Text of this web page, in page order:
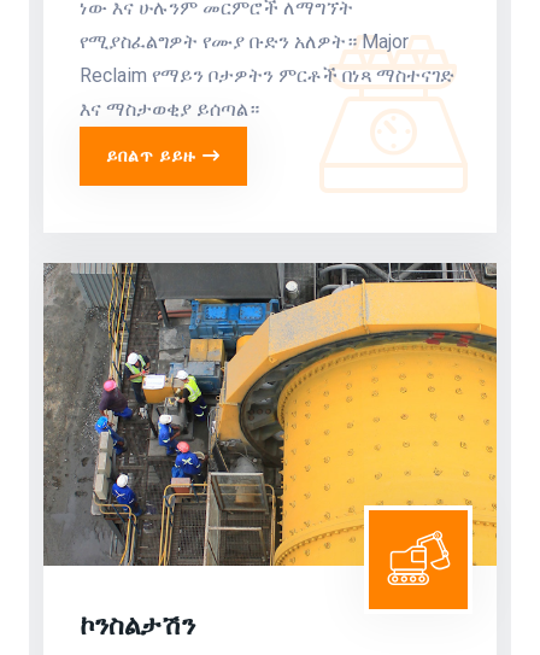
ነው እና ሁሉንም መርምሮች ለማግኘት
የሚያስፈልግዎት የሙያ ቡድን አለዎት። Major
Reclaim የማይን ቦታዎትን ምርቶች በነጻ ማስተናገድ
እና ማስታወቂያ ይሰጣል።
ይበልጥ ይይዙ
ኮንስልታሽን